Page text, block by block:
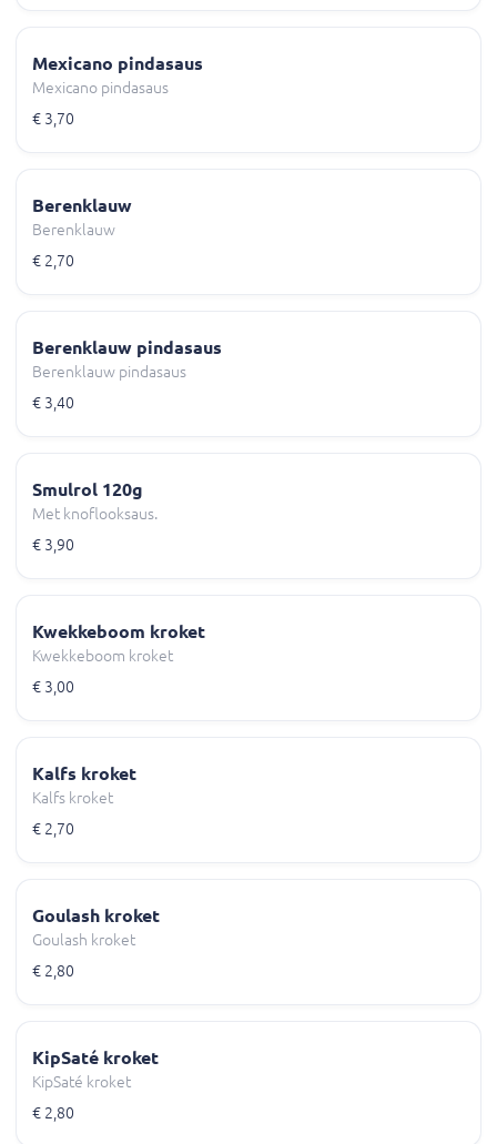
Mexicano pindasaus
Mexicano pindasaus
€ 3,70
Berenklauw
Berenklauw
€ 2,70
Berenklauw pindasaus
Berenklauw pindasaus
€ 3,40
Smulrol 120g
Met knoflooksaus.
€ 3,90
Kwekkeboom kroket
Kwekkeboom kroket
€ 3,00
Kalfs kroket
Kalfs kroket
€ 2,70
Goulash kroket
Goulash kroket
€ 2,80
KipSaté kroket
KipSaté kroket
€ 2,80